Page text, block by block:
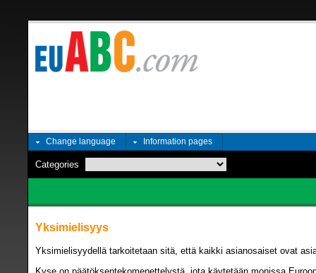
Change language Information pages
Categories
Yksimielisyys
Yksimielisyydellä tarkoitetaan sitä, että kaikki asianosaiset ovat